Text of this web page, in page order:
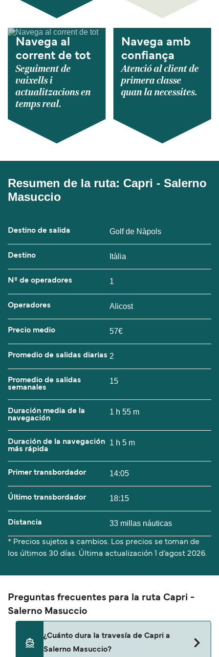
Navega al
corrent de tot
Seguiment de
vaixells i
actualitzacions en
temps real.
Navega amb
confiança
Atenció al client de
primera classe
quan la necessites.
Resumen de la ruta: Capri - Salerno
Masuccio
Destino de salida Golf de Nàpols
Destino Itàlia
Nº de operadores 1
Operadores Alicost
Precio medio 57€
Promedio de salidas diarias 2
Promedio de salidas
semanales
15
Duración media de la
navegación
1 h 55 m
Duración de la navegación
más rápida
1 h 5 m
Primer transbordador 14:05
Último transbordador 18:15
Distancia 33 millas náuticas
* Precios sujetos a cambios. Los precios se toman de
los últimos 30 días. Última actualización 1 d’agost 2026.
Preguntas frecuentes para la ruta Capri -
Salerno Masuccio
¿Cuánto dura la travesía de Capri a
Salerno Masuccio?